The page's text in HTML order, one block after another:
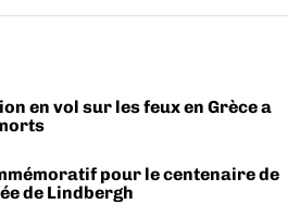
en vol sur les feux en Grèce a
pour le centenaire de
de Lindbergh